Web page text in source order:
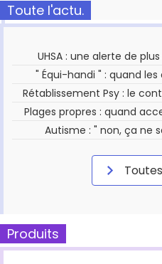
Toute l'actu.
UHSA : une alerte de
" Équi-handi " : quand
Rétablissement Psy : le
Plages propres : quand
Autisme : " non, ça ne
Produits